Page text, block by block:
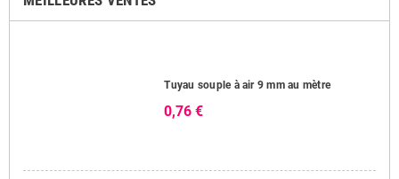
Tuyau souple à air 9 mm au mètre
0,76 €